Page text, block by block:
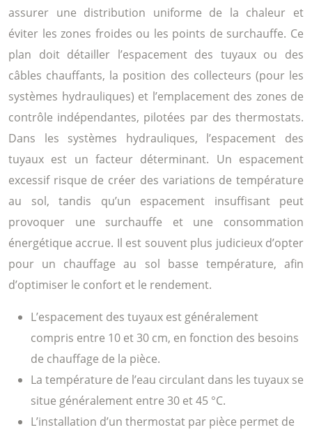
assurer une distribution uniforme de la chaleur et
éviter les zones froides ou les points de surchauffe. Ce
plan doit détailler l’espacement des tuyaux ou des
câbles chauffants, la position des collecteurs (pour les
systèmes hydrauliques) et l’emplacement des zones de
contrôle indépendantes, pilotées par des thermostats.
Dans les systèmes hydrauliques, l’espacement des
tuyaux est un facteur déterminant. Un espacement
excessif risque de créer des variations de température
au sol, tandis qu’un espacement insuffisant peut
provoquer une surchauffe et une consommation
énergétique accrue. Il est souvent plus judicieux d’opter
pour un chauffage au sol basse température, afin
d’optimiser le confort et le rendement.
L’espacement des tuyaux est généralement
compris entre 10 et 30 cm, en fonction des besoins
de chauffage de la pièce.
La température de l’eau circulant dans les tuyaux se
situe généralement entre 30 et 45 °C.
L’installation d’un thermostat par pièce permet de